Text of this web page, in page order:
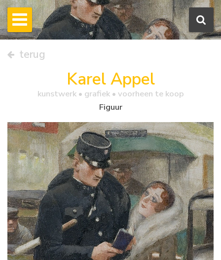
terug
Karel Appel
kunstwerk • grafiek• voorheen te koop
Figuur